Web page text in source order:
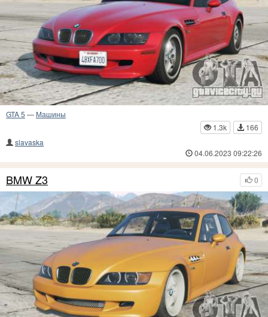
GTA 5 — Машины
1.3k
166
slavaska
04.06.2023 09:22:26
0
BMW Z3